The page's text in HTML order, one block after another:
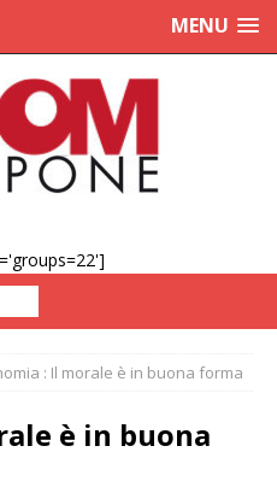
MENU
: Il morale è in buona forma
è in buona